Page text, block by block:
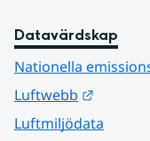
Datavärdskap
Nationella
Luftwebb
Luftmiljödata